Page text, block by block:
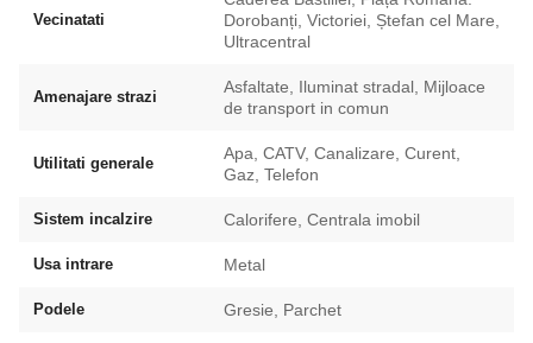
Vecinatati
Dorobanți, Victoriei, Ștefan cel Mare,
Ultracentral
Amenajare strazi
Asfaltate, Iluminat stradal, Mijloace
de transport in comun
Utilitati generale
Apa, CATV, Canalizare, Curent,
Gaz, Telefon
Sistem incalzire Calorifere, Centrala imobil
Usa intrare Metal
Podele Gresie, Parchet